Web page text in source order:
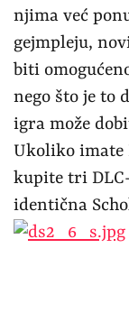
njima već
gejmpleju,
biti
nego što je to
igra može
Ukoliko imate
kupite tri
identična